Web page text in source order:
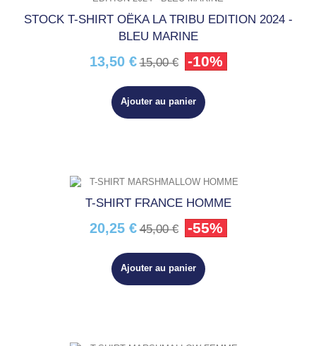
STOCK T-SHIRT OËKA LA TRIBU EDITION 2024 -
BLEU MARINE
13,50 € 15,00 € -10%
Ajouter au panier
T-SHIRT FRANCE HOMME
20,25 € 45,00 € -55%
Ajouter au panier